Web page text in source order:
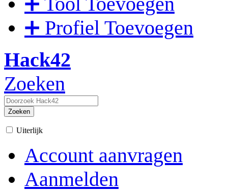
➕ Profiel Toevoegen
Hack42
Zoeken
Zoeken
Uiterlijk
Account aanvragen
Aanmelden